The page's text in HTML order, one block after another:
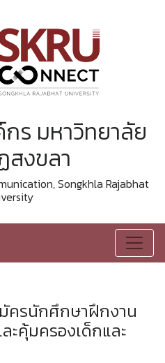
ร มหาวิทยาลัย
สงขลา
Songkhla Rajabhat
ครนักศึกษาฝึกงาน
คุ้มครองเด็กและ